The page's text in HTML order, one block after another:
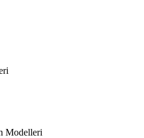
Modelleri